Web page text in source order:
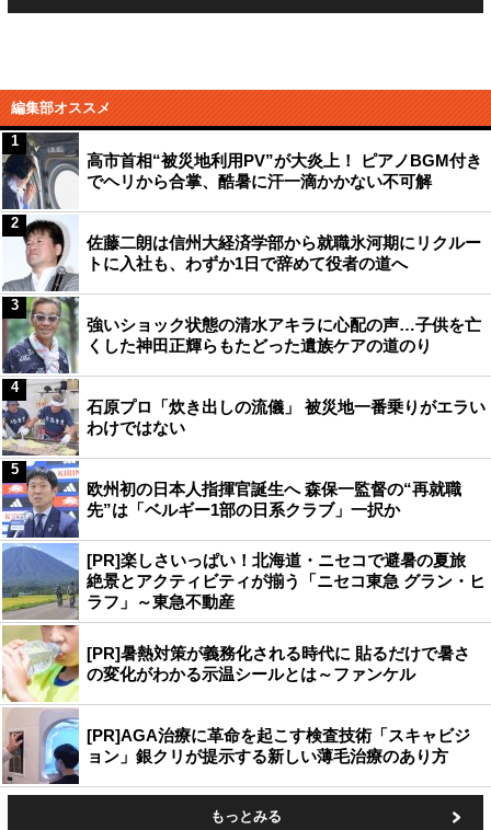
編集部オススメ
高市首相“被災地利用PV”が大炎上！ ピアノBGM付き
でヘリから合掌、酷暑に汗一滴かかない不可解
1
佐藤二朗は信州大経済学部から就職氷河期にリクルー
トに入社も、わずか1日で辞めて役者の道へ
2
強いショック状態の清水アキラに心配の声…子供を亡
くした神田正輝らもたどった遺族ケアの道のり
3
石原プロ「炊き出しの流儀」 被災地一番乗りがエラい
わけではない
4
欧州初の日本人指揮官誕生へ 森保一監督の“再就職
先”は「ベルギー1部の日系クラブ」一択か
5
[PR]楽しさいっぱい！北海道・ニセコで避暑の夏旅
絶景とアクティビティが揃う「ニセコ東急 グラン・ヒ
ラフ」～東急不動産
[PR]暑熱対策が義務化される時代に 貼るだけで暑さ
の変化がわかる示温シールとは～ファンケル
[PR]AGA治療に革命を起こす検査技術「スキャビジ
ョン」銀クリが提示する新しい薄毛治療のあり方
もっとみる